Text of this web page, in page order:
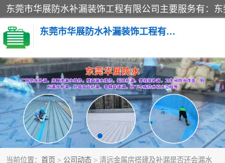
东莞市华展防水补漏装饰工程有限公司
当前位置： 首页 > 公司动态 > 清远金属房搭建及补漏是否还会漏水
楼面防水补漏
阳台卫生间防水补漏
金属房搭建及补漏